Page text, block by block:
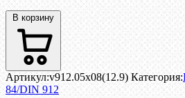
В корзину
Артикул:v912.05x08(12.9) Категория:
84/DIN 912